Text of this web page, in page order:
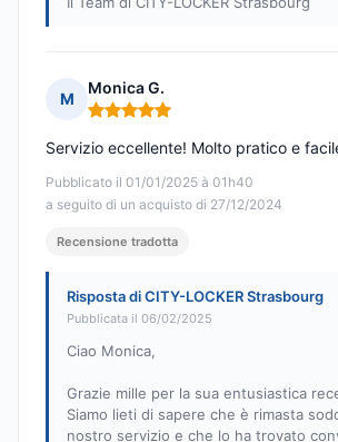
M
Monica G.
Nota: 5 su 5
Pubblicato il 01/01/2025 à 01h40
a seguito di un acquisto di 27/12/2024
Servizio eccellente! Molto pratico e
Recensione tradotta
Risposta di CITY-LOCKER Strasbourg
Pubblicata il 06/02/2025
Ciao Monica,
Grazie mille per la sua entusiastica
Siamo lieti di sapere che è rimasta
nostro servizio e che lo ha trovato